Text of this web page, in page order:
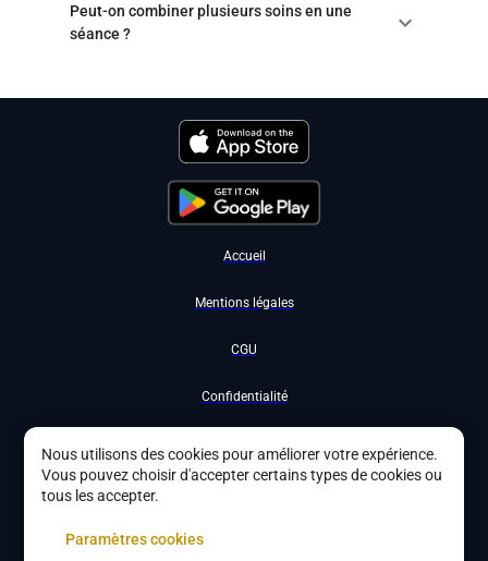
Peut-on combiner plusieurs soins en une
séance ?
Accueil
Mentions légales
CGU
Confidentialité
Nous utilisons des cookies pour améliorer votre expérience.
Vous pouvez choisir d'accepter certains types de cookies ou
tous les accepter.
Paramètres cookies